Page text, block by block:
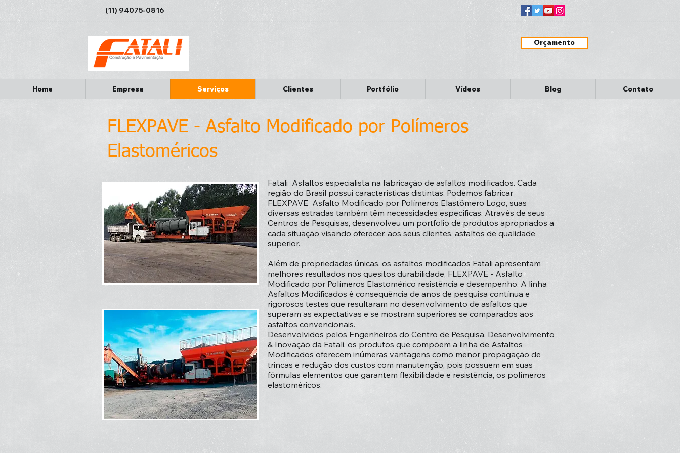
(11) 94075-0816
Orçamento
Home Empresa Serviços Clientes Portfólio Vídeos Blog Contato
FLEXPAVE - Asfalto Modificado por Polímeros
Elastoméricos
Fatali Asfaltos especialista na fabricação de asfaltos modificados. Cada
região do Brasil possui características distintas. Podemos fabricar
FLEXPAVE Asfalto Modificado por Polímeros Elastômero Logo, suas
diversas estradas também têm necessidades específicas. Através de seus
Centros de Pesquisas, desenvolveu um portfolio de produtos apropriados a
cada situação visando oferecer, aos seus clientes, asfaltos de qualidade
superior.
Além de propriedades únicas, os asfaltos modificados Fatali apresentam
melhores resultados nos quesitos durabilidade, FLEXPAVE - Asfalto
Modificado por Polímeros Elastomérico resistência e desempenho. A linha
Asfaltos Modificados é consequência de anos de pesquisa contínua e
rigorosos testes que resultaram no desenvolvimento de asfaltos que
superam as expectativas e se mostram superiores se comparados aos
asfaltos convencionais.
Desenvolvidos pelos Engenheiros do Centro de Pesquisa, Desenvolvimento
& Inovação da Fatali, os produtos que compõem a linha de Asfaltos
Modificados oferecem inúmeras vantagens como menor propagação de
trincas e redução dos custos com manutenção, pois possuem em suas
fórmulas elementos que garantem flexibilidade e resistência, os polímeros
elastoméricos.